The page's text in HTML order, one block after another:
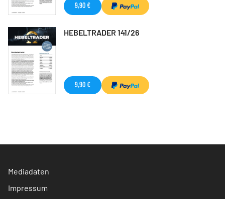
9,90 €
HEBELTRADER 141/26
9,90 €
Mediadaten
Impressum